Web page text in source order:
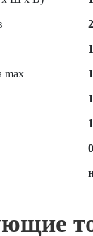
2
max